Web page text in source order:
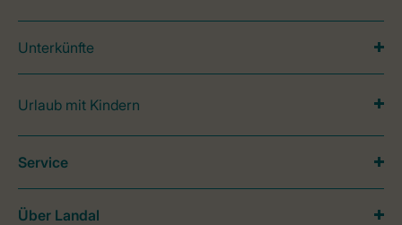
Unterkünfte
Urlaub mit Kindern
Service
Über Landal